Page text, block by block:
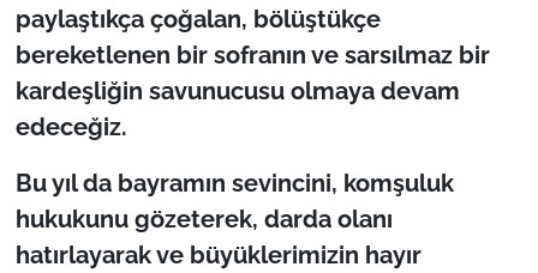
paylaştıkça çoğalan, bölüştükçe
bereketlenen bir sofranın ve sarsılmaz bir
kardeşliğin savunucusu olmaya devam
edeceğiz.
​Bu yıl da bayramın sevincini, komşuluk
hukukunu gözeterek, darda olanı
hatırlayarak ve büyüklerimizin hayır
Magazin
İş Dünyası
English News